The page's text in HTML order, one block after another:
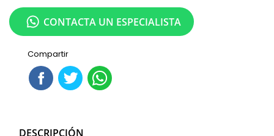
Compartir
CONTACTA UN ESPECIALISTA
DESCRIPCIÓN